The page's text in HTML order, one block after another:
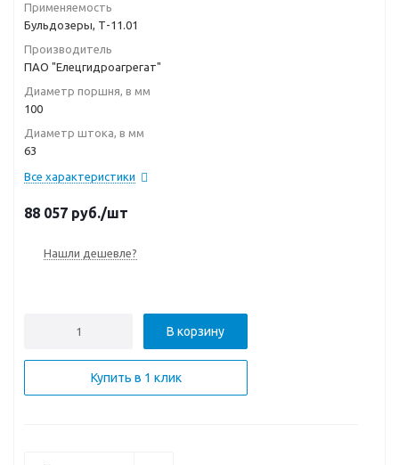
Применяемость
Бульдозеры, Т-11.01
Производитель
ПАО "Елецгидроагрегат"
Диаметр поршня, в мм
100
Диаметр штока, в мм
63
Все характеристики
88 057 руб./шт
Нашли дешевле?
В корзину
Купить в 1 клик